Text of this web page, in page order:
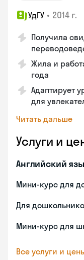
УдГУ • 2014 г.
Получила
Жила и
года
Адаптирует
для
Читать дальше
Услуги и
Английский
Мини-курс для
Для
Мини-курс для
Все услуги и